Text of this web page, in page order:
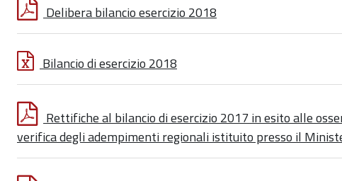
Delibera bilancio esercizio 2018
Bilancio di esercizio 2018
Rettifiche al bilancio di esercizio 2017 in esito alle
verifica degli adempimenti regionali istituito presso il